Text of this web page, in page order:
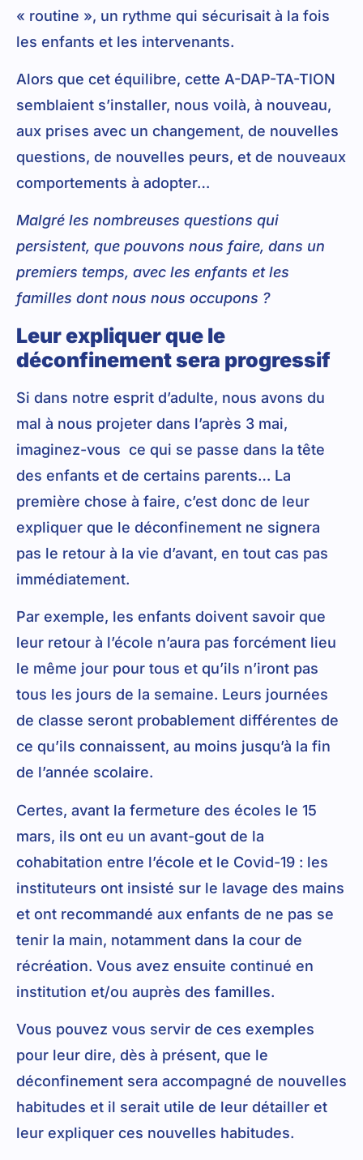
« routine », un rythme qui sécurisait à la fois
les enfants et les intervenants.
Alors que cet équilibre, cette A-DAP-TA-TION
semblaient s’installer, nous voilà, à nouveau,
aux prises avec un changement, de nouvelles
questions, de nouvelles peurs, et de nouveaux
comportements à adopter…
Malgré les nombreuses questions qui
persistent, que pouvons nous faire, dans un
premiers temps, avec les enfants et les
familles dont nous nous occupons ?
Leur expliquer que le
déconfinement sera progressif
Si dans notre esprit d’adulte, nous avons du
mal à nous projeter dans l’après 3 mai,
imaginez-vous ce qui se passe dans la tête
des enfants et de certains parents… La
première chose à faire, c’est donc de leur
expliquer que le déconfinement ne signera
pas le retour à la vie d’avant, en tout cas pas
immédiatement.
Par exemple, les enfants doivent savoir que
leur retour à l’école n’aura pas forcément lieu
le même jour pour tous et qu’ils n’iront pas
tous les jours de la semaine. Leurs journées
de classe seront probablement différentes de
ce qu’ils connaissent, au moins jusqu’à la fin
de l’année scolaire.
Certes, avant la fermeture des écoles le 15
mars, ils ont eu un avant-gout de la
cohabitation entre l’école et le Covid-19 : les
instituteurs ont insisté sur le lavage des mains
et ont recommandé aux enfants de ne pas se
tenir la main, notamment dans la cour de
récréation. Vous avez ensuite continué en
institution et/ou auprès des familles.
Vous pouvez vous servir de ces exemples
pour leur dire, dès à présent, que le
déconfinement sera accompagné de nouvelles
habitudes et il serait utile de leur détailler et
leur expliquer ces nouvelles habitudes.